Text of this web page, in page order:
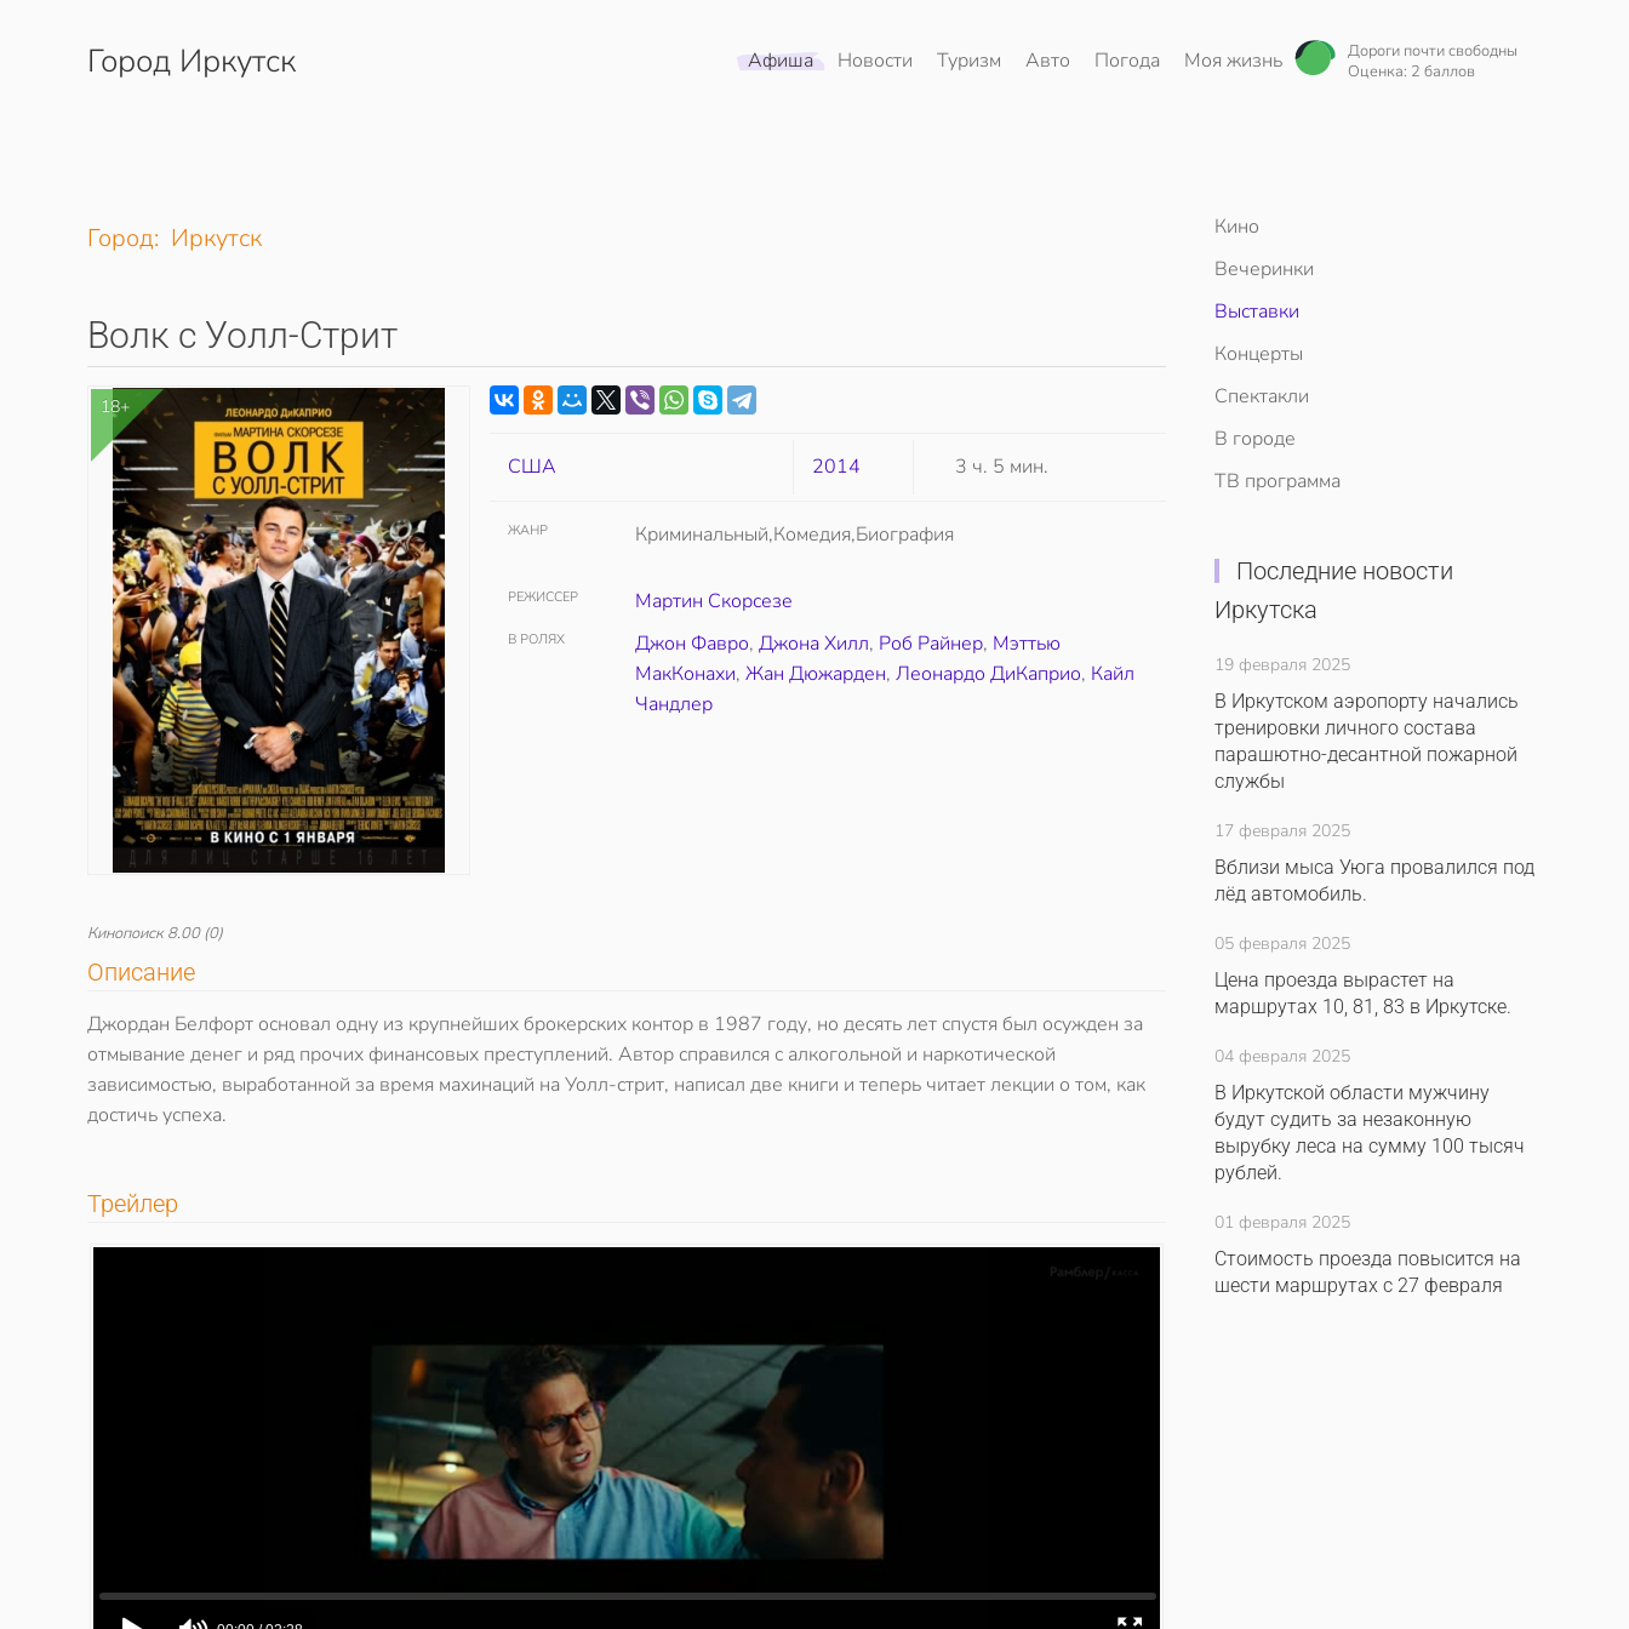
Перейти к содержимому
Город Иркутск Афиша Новости Туризм Авто Погода Моя жизнь
Дороги почти свободны
Оценка: 2 баллов
Город: Иркутск
Волк с Уолл-Стрит
18+
Кинопоиск 8.00(0)
США 2014 3 ч. 5 мин.
ЖАНР Криминальный,Комедия,Биография
РЕЖИССЕР Мартин Скорсезе
В РОЛЯХ Джон Фавро,Джона Хилл, Роб Райнер, Мэттью
МакКонахи,Жан Дюжарден,Леонардо ДиКаприо, Кайл
Чандлер
Описание
Джордан Белфорт основал одну из крупнейших брокерских контор в 1987 году, но десять лет спустя был осужден за
отмывание денег и ряд прочих финансовых преступлений. Автор справился с алкогольной и наркотической
зависимостью, выработанной за время махинаций на Уолл-стрит, написал две книги и теперь читает лекции о том, как
достичь успеха.
Трейлер
Кино
Вечеринки
Выставки
Концерты
Спектакли
В городе
ТВ программа
Последние новости
Иркутска
19 февраля 2025
В Иркутском аэропорту начались
тренировки личного состава
парашютно-десантной пожарной
службы
17 февраля 2025
Вблизи мыса Уюга провалился под
лёд автомобиль.
05 февраля 2025
Цена проезда вырастет на
маршрутах 10, 81, 83 в Иркутске.
04 февраля 2025
В Иркутской области мужчину
будут судить за незаконную
вырубку леса на сумму 100 тысяч
рублей.
01 февраля 2025
Стоимость проезда повысится на
шести маршрутах с 27 февраля